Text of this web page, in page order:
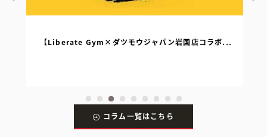
【Liberate Gym×ダツモウジャパン岩国店コラボ...
コラム一覧はこちら